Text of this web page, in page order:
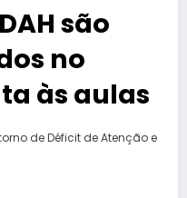
são
no
às aulas